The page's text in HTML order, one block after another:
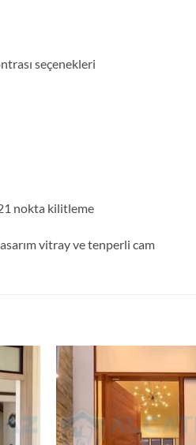
seçenekleri
nokta kilitleme
vitray ve tenperli cam